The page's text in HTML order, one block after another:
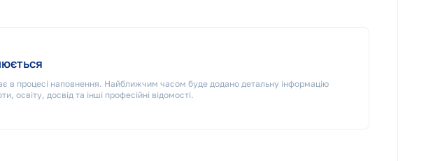
в процесі наповнення. Найближчим часом буде додано детальну інформацію
освіту, досвід та інші професійні відомості.